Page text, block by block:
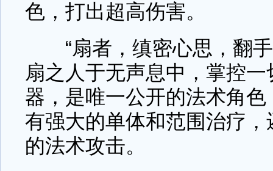
色，打出超高伤害。
“扇者，缜密心思，翻手
扇之人于无声息中，掌控
器，是唯一公开的法术角
有强大的单体和范围治疗
的法术攻击。